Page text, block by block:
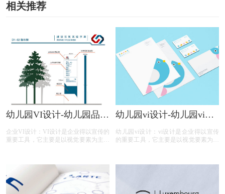
相关推荐
幼儿园VI设计-幼儿园品牌
企业VI设计：VI设计是企业得以宣传的
重要工具，它主要是以视觉要素为主要
画册设计的具体解析及内容的资料整理
幼儿园vi设计-幼儿园vi设
作用？
幼儿园vi设计：vi设计是企业得以宣传
的重要工具，它主要是以视觉要素为主
注册的小文将画册设计的具体解析及内